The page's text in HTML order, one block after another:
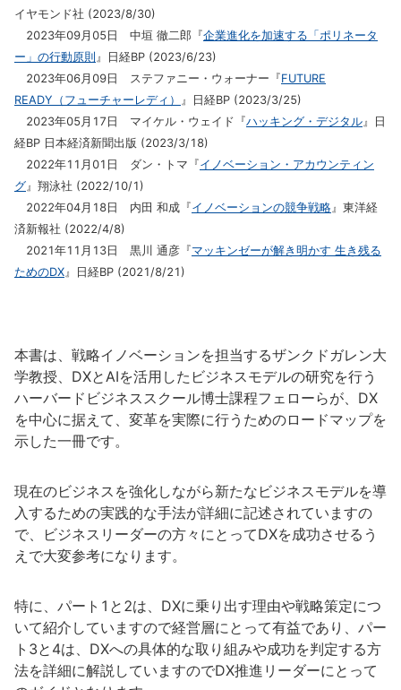
イヤモンド社 (2023/8/30)
2023年09月05日 中垣 徹二郎『企業進化を加速する「ポリネータ
ー」の行動原則 』日経BP (2023/6/23)
2023年06月09日 ステファニー・ウォーナー『FUTURE
READY（フューチャーレディ） 』日経BP (2023/3/25)
2023年05月17日 マイケル・ウェイド『ハッキング・デジタル』日
経BP 日本経済新聞出版 (2023/3/18)
2022年11月01日 ダン・トマ『イノベーション・アカウンティン
グ』翔泳社 (2022/10/1)
2022年04月18日 内田 和成『イノベーションの競争戦略』東洋経
済新報社 (2022/4/8)
2021年11月13日 黒川 通彦『マッキンゼーが解き明かす 生き残る
ためのDX』日経BP (2021/8/21)
本書は、戦略イノベーションを担当するザンクドガレン大
学教授、DXとAIを活用したビジネスモデルの研究を行う
ハーバードビジネススクール博士課程フェローらが、DX
を中心に据えて、変革を実際に行うためのロードマップを
示した一冊です。
現在のビジネスを強化しながら新たなビジネスモデルを導
入するための実践的な手法が詳細に記述されていますの
で、ビジネスリーダーの方々にとってDXを成功させるう
えで大変参考になります。
特に、パート1と2は、DXに乗り出す理由や戦略策定につ
いて紹介していますので経営層にとって有益であり、パー
ト3と4は、DXへの具体的な取り組みや成功を判定する方
法を詳細に解説していますのでDX推進リーダーにとって